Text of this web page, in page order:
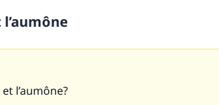
l’aumône?